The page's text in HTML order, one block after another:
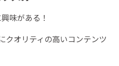
味がある！
クオリティの高いコンテンツ